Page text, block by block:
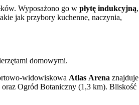
Wyposażono go w płytę indukcyjną,
jak przybory kuchenne, naczynia,
domowymi.
widowiskowa Atlas Arena znajduje
Ogród Botaniczny (1,3 km). Bliskość